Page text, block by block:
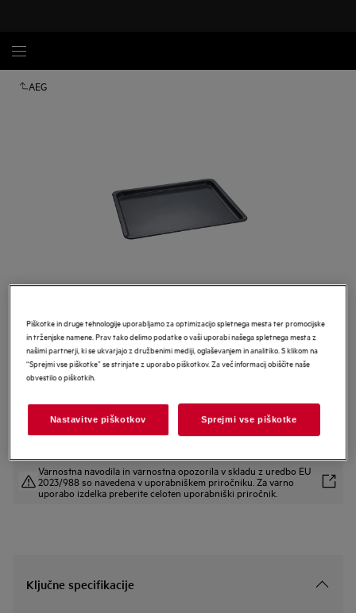
AEG
A9OOAF11
Varnostna navodila in varnostna opozorila v skladu z uredbo EU
2023/988 so navedena v uporabniškem priročniku. Za varno
uporabo izdelka preberite celoten uporabniški priročnik.
Ključne specifikacije
Piškotke in druge tehnologije uporabljamo za optimizacijo spletnega mesta ter promocijske
in trženjske namene. Prav tako delimo podatke o vaši uporabi našega spletnega mesta z
našimi partnerji, ki se ukvarjajo z družbenimi mediji, oglaševanjem in analitiko. S klikom na
“Sprejmi vse piškotke” se strinjate z uporabo piškotkov. Za več informacij obiščite naše
obvestilo o piškotkih.
Nastavitve piškotkov Sprejmi vse piškotke